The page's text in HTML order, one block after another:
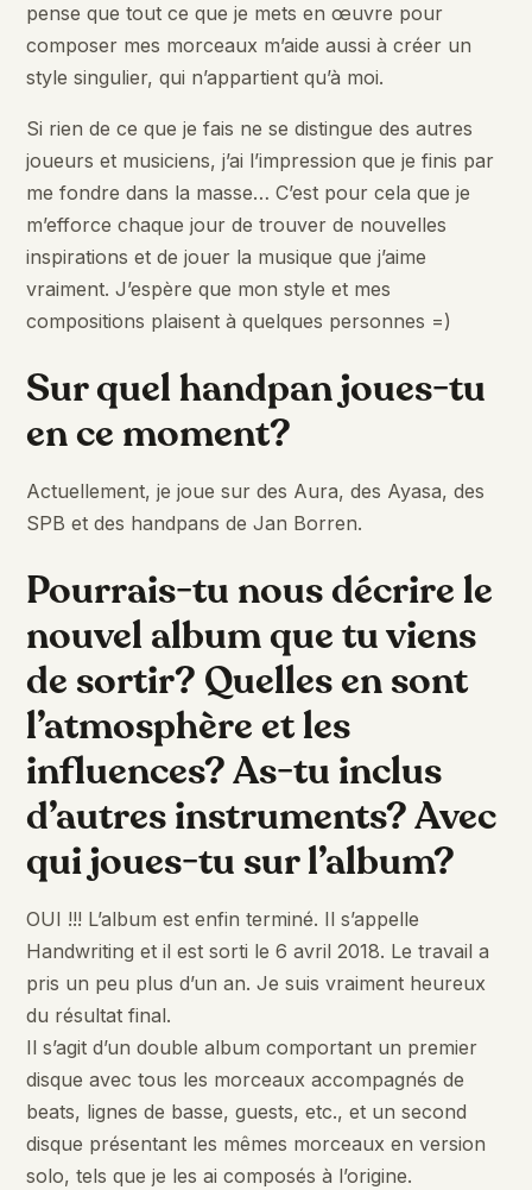
pense que tout ce que je mets en œuvre pour
composer mes morceaux m’aide aussi à créer un
style singulier, qui n’appartient qu’à moi.
Si rien de ce que je fais ne se distingue des autres
joueurs et musiciens, j’ai l’impression que je finis par
me fondre dans la masse… C’est pour cela que je
m’efforce chaque jour de trouver de nouvelles
inspirations et de jouer la musique que j’aime
vraiment. J’espère que mon style et mes
compositions plaisent à quelques personnes =)
Sur quel handpan joues-tu
en ce moment?
Actuellement, je joue sur des Aura, des Ayasa, des
SPB et des handpans de Jan Borren.
Pourrais-tu nous décrire le
nouvel album que tu viens
de sortir? Quelles en sont
l’atmosphère et les
influences? As-tu inclus
d’autres instruments? Avec
qui joues-tu sur l’album?
OUI !!! L’album est enfin terminé. Il s’appelle
Handwriting et il est sorti le 6 avril 2018. Le travail a
pris un peu plus d’un an. Je suis vraiment heureux
du résultat final.
Il s’agit d’un double album comportant un premier
disque avec tous les morceaux accompagnés de
beats, lignes de basse, guests, etc., et un second
disque présentant les mêmes morceaux en version
solo, tels que je les ai composés à l’origine.